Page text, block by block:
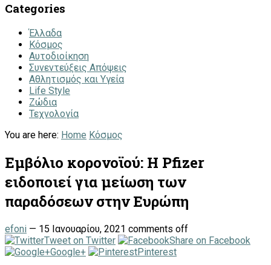
Categories
Έλλαδα
Κόσμος
Αυτοδιοίκηση
Συνεντεύξεις Απόψεις
Αθλητισμός και Υγεία
Life Style
Ζώδια
Τεχνολογία
You are here: Home Κόσμος
Εμβόλιο κορονοϊού: Η Pfizer
ειδοποιεί για μείωση των
παραδόσεων στην Ευρώπη
efoni — 15 Ιανουαρίου, 2021 comments off
Tweet on Twitter
Share on Facebook
Google+
Pinterest